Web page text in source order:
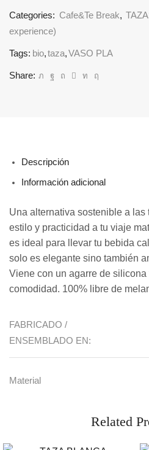
Categories: Cafe&Te Break,
experience)
Tags: bio,taza,VASO PLA
Share:
Descripción
Información adicional
Una alternativa sostenible a
estilo y practicidad a tu viaje
es ideal para llevar tu bebida
solo es elegante sino también
Viene con un agarre de silicona
comodidad. 100% libre de
FABRICADO /
ENSEMBLADO EN:
Material
Related